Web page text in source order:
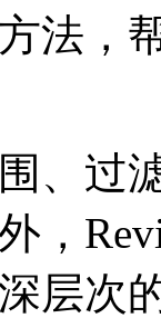
法，
、过
，
层次